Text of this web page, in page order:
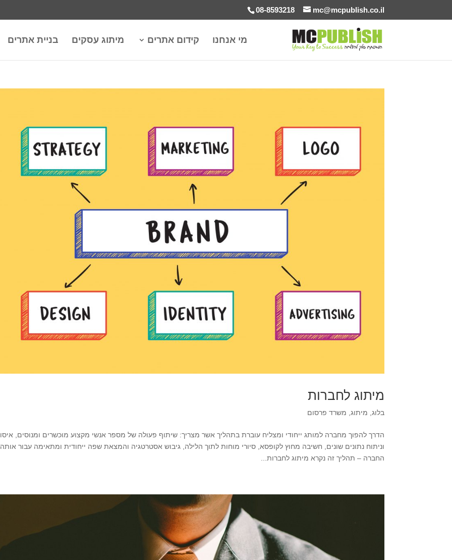
08-8593218 mc@mcpublish.co.il
מי אנחנו קידום אתרים מיתוג עסקים בניית אתרים
מיתוג לחברות
בלוג, מיתוג, משרד פרסום
הדרך להפוך מחברה למותג ייחודי ומצליח עוברת בתהליך אשר מצריך: שיתוף פעולה של מספר אנשי מקצוע מוכשרים ומנוסים,
וניתוח נתונים שונים, חשיבה מחוץ לקופסא, סיורי מוחות לתוך הלילה, גיבוש אסטרטגיה והמצאת שפה ייחודית ומתאימה עבור אותה
החברה – תהליך זה נקרא מיתוג לחברות...